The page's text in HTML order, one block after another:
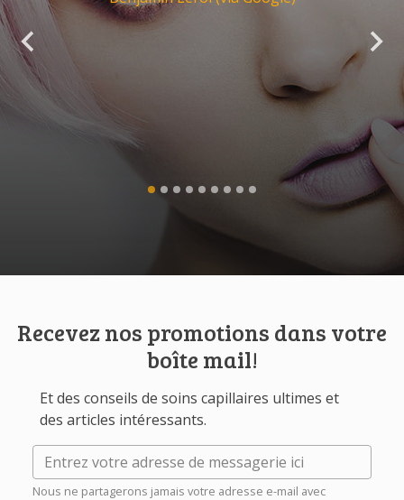
Recevez nos promotions dans votre
boîte mail!
Et des conseils de soins capillaires ultimes et
des articles intéressants.
Nous ne partagerons jamais votre adresse e-mail avec